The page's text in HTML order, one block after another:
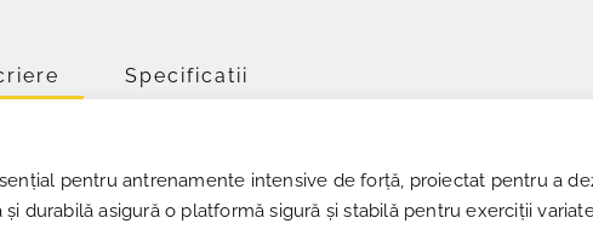
Specificatii
pentru antrenamente intensive de forță, proiectat pentru a
durabilă asigură o platformă sigură și stabilă pentru exerciții